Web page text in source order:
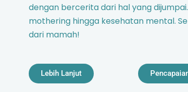
dengan bercerita dari hal yang
mothering hingga kesehatan mental.
dari mamah!
Lebih Lanjut